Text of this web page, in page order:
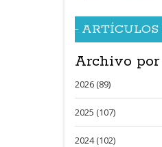
Archivo por
2026 (89)
2025 (107)
2024 (102)